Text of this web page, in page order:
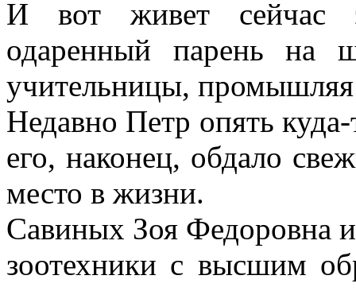
И вот живет сейчас
одаренный парень на
учительницы,
Недавно Петр опять
его, наконец, обдало
место в жизни.
Савиных Зоя Федоровна
зоотехники с высшим